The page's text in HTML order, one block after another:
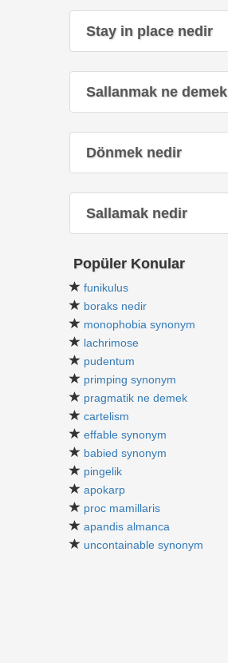
Stay in place nedir
Sallanmak ne demek
Dönmek nedir
Sallamak nedir
Popüler Konular
funikulus
boraks nedir
monophobia synonym
lachrimose
pudentum
primping synonym
pragmatik ne demek
cartelism
effable synonym
babied synonym
pingelik
apokarp
proc mamillaris
apandis almanca
uncontainable synonym